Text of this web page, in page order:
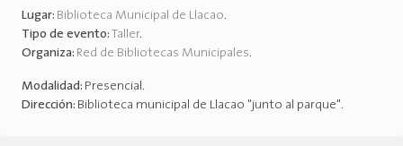
Lugar: Biblioteca Municipal de Llacao.
Tipo de evento: Taller.
Organiza: Red de Bibliotecas Municipales.
Modalidad: Presencial.
Dirección: Biblioteca municipal de Llacao "junto al parque".